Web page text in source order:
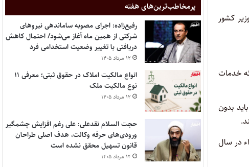
کشور
خدمات
بدون
در سال
پر‌مخاطب‌ترین‌های هفته
رفیع‌زاده: اجرای مصوبه ساماندهی نیروهای
شرکتی از همین ماه آغاز می‌شود/ احتمال کاهش
دریافتی با تغییر وضعیت استخدامی فرد
۱۲ مرداد ۱۴۰۵
انواع مالکیت املاک در حقوق ثبتی؛ معرفی ۱۱
نوع مالکیت ملک
۱۲ مرداد ۱۴۰۵
حجت السلام نقدعلی: علی رغم افزایش چشمگیر
ورودی‌های حرفه وکالت، هدف اصلی طراحان
قانون تسهیل محقق نشده است
۱۴ مرداد ۱۴۰۵